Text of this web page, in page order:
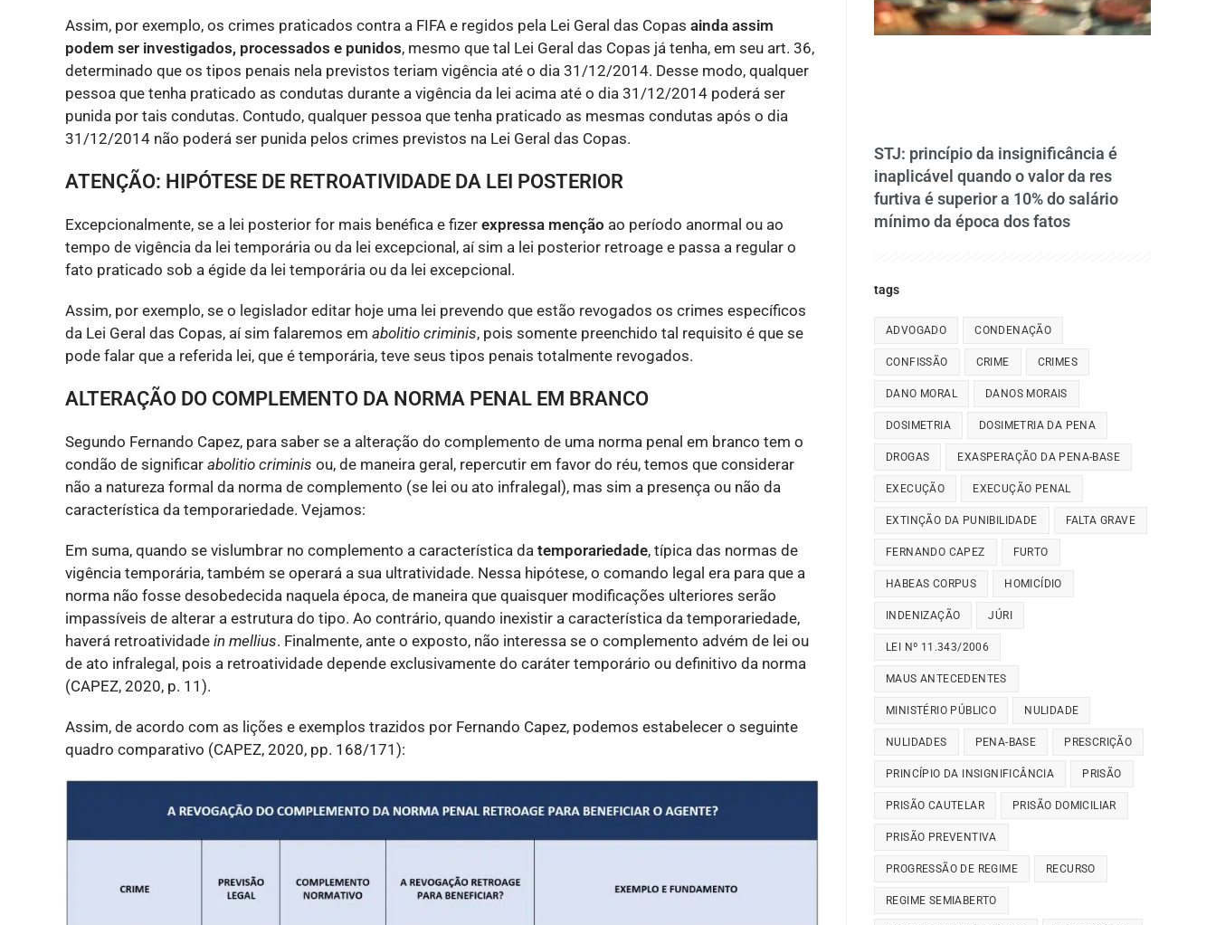
Assim, por exemplo, os crimes praticados contra a FIFA e regidos pela Lei Geral das Copas ainda assim
podem ser investigados, processados e punidos, mesmo que tal Lei Geral das Copas já tenha, em seu art. 36,
determinado que os tipos penais nela previstos teriam vigência até o dia 31/12/2014. Desse modo, qualquer
pessoa que tenha praticado as condutas durante a vigência da lei acima até o dia 31/12/2014 poderá ser
punida por tais condutas. Contudo, qualquer pessoa que tenha praticado as mesmas condutas após o dia
31/12/2014 não poderá ser punida pelos crimes previstos na Lei Geral das Copas.
ATENÇÃO: HIPÓTESE DE RETROATIVIDADE DA LEI POSTERIOR
Excepcionalmente, se a lei posterior for mais benéfica e fizer expressa menção ao período anormal ou ao
tempo de vigência da lei temporária ou da lei excepcional, aí sim a lei posterior retroage e passa a regular o
fato praticado sob a égide da lei temporária ou da lei excepcional.
Assim, por exemplo, se o legislador editar hoje uma lei prevendo que estão revogados os crimes específicos
da Lei Geral das Copas, aí sim falaremos em abolitio criminis, pois somente preenchido tal requisito é que se
pode falar que a referida lei, que é temporária, teve seus tipos penais totalmente revogados.
ALTERAÇÃO DO COMPLEMENTO DA NORMA PENAL EM BRANCO
Segundo Fernando Capez, para saber se a alteração do complemento de uma norma penal em branco tem o
condão de significar abolitio criminis ou, de maneira geral, repercutir em favor do réu, temos que considerar
não a natureza formal da norma de complemento (se lei ou ato infralegal), mas sim a presença ou não da
característica da temporariedade. Vejamos:
Em suma, quando se vislumbrar no complemento a característica da temporariedade, típica das normas de
vigência temporária, também se operará a sua ultratividade. Nessa hipótese, o comando legal era para que a
norma não fosse desobedecida naquela época, de maneira que quaisquer modificações ulteriores serão
impassíveis de alterar a estrutura do tipo. Ao contrário, quando inexistir a característica da temporariedade,
haverá retroatividade in mellius. Finalmente, ante o exposto, não interessa se o complemento advém de lei ou
de ato infralegal, pois a retroatividade depende exclusivamente do caráter temporário ou definitivo da norma
(CAPEZ, 2020, p. 11).
Assim, de acordo com as lições e exemplos trazidos por Fernando Capez, podemos estabelecer o seguinte
quadro comparativo (CAPEZ, 2020, pp. 168/171):
STJ: princípio da insignificância é
inaplicável quando o valor da res
furtiva é superior a 10% do salário
mínimo da época dos fatos
tags
ADVOGADO CONDENAÇÃO
CONFISSÃO CRIME CRIMES
DANO MORAL DANOS MORAIS
DOSIMETRIA DOSIMETRIA DA PENA
DROGAS EXASPERAÇÃO DA PENA-BASE
EXECUÇÃO EXECUÇÃO PENAL
EXTINÇÃO DA PUNIBILIDADE FALTA GRAVE
FERNANDO CAPEZ FURTO
HABEAS CORPUS HOMICÍDIO
INDENIZAÇÃO JÚRI
LEI Nº 11.343/2006
MAUS ANTECEDENTES
MINISTÉRIO PÚBLICO NULIDADE
NULIDADES PENA-BASE PRESCRIÇÃO
PRINCÍPIO DA INSIGNIFICÂNCIA PRISÃO
PRISÃO CAUTELAR PRISÃO DOMICILIAR
PRISÃO PREVENTIVA
PROGRESSÃO DE REGIME RECURSO
REGIME SEMIABERTO